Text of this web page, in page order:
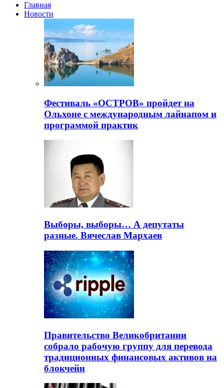
Главная
Новости
Фестиваль «ОСТРОВ» пройдет на
Ольхоне с международным лайнапом и
программой практик
Выборы, выборы… А депутаты
разные. Вячеслав Мархаев
Правительство Великобритании
собрало рабочую группу для перевода
традиционных финансовых активов на
блокчейн